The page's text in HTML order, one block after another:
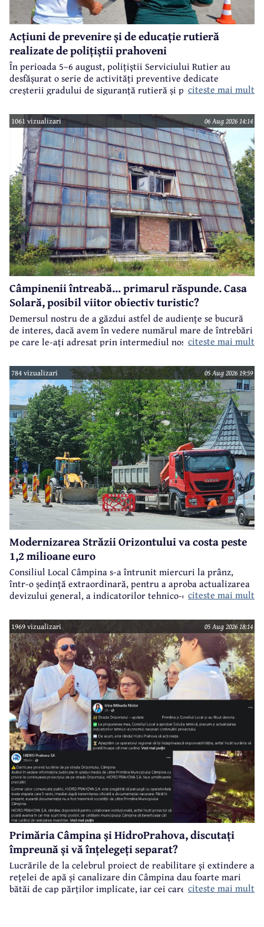
Acțiuni de prevenire și de educație rutieră
realizate de polițiștii prahoveni
În perioada 5–6 august, polițiștii Serviciului Rutier au
desfășurat o serie de activități preventive dedicate
creșterii gradului de siguranță rutieră și promovării unui
estival.
citeste mai mult
1061 vizualizari 06 Aug 2026 14:14
Câmpinenii întreabă... primarul răspunde. Casa
Solară, posibil viitor obiectiv turistic?
Demersul nostru de a găzdui astfel de audiențe se bucură
de interes, dacă avem în vedere numărul mare de întrebări
pe care le-ați adresat prin intermediul nostru primarului
citeste mai mult
784 vizualizari 05 Aug 2026 19:59
Modernizarea Străzii Orizontului va costa peste
1,2 milioane euro
Consiliul Local Câmpina s-a întrunit miercuri la prânz,
într-o ședință extraordinară, pentru a aproba actualizarea
devizului general, a indicatorilor tehnico-economici și a
realizarea modernizării Străzii Orizontului, obiectiv
finanțat prin Programul Național de Investiții ”Anghel
Saligny”.
citeste mai mult
1969 vizualizari 05 Aug 2026 18:14
Primăria Câmpina și HidroPrahova, discutați
împreună și vă înțelegeți separat?
Lucrările de la celebrul proiect de reabilitare și extindere a
rețelei de apă și canalizare din Câmpina dau foarte mari
bătăi de cap părților implicate, iar cei care suferă sunt
citeste mai mult